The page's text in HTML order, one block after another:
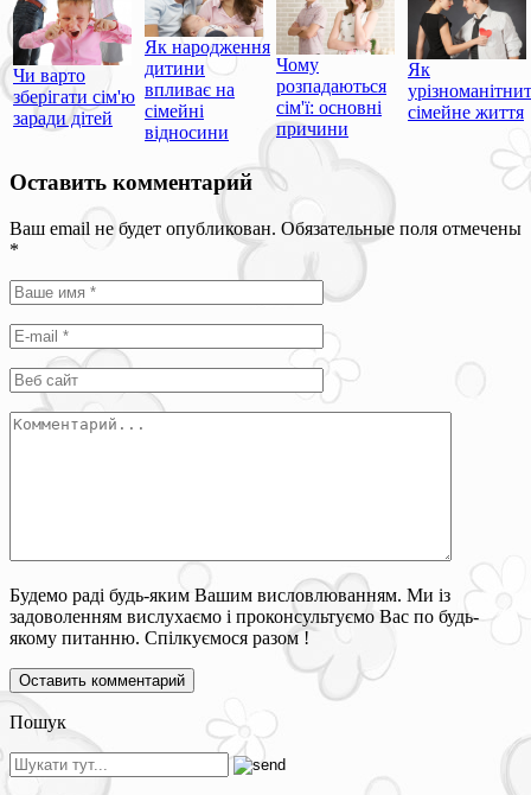
Чи варто
зберігати сім'ю
заради дітей
Як народження
дитини
впливає на
сімейні
відносини
Чому
розпадаються
сім'ї: основні
причини
Як
сімейне життя
Оставить комментарий
Ваш email не будет опубликован. Обязательные поля отмечены
*
Будемо раді будь-яким Вашим висловлюванням. Ми із
задоволенням вислухаємо і проконсультуємо Вас по будь-
якому питанню. Спілкуємося разом !
Пошук